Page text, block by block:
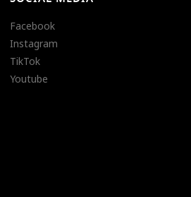
Facebook
Instagram
TikTok
Youtube